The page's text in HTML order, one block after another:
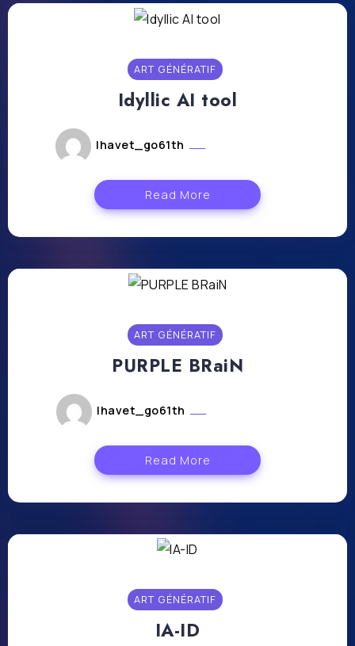
ART GÉNÉRATIF
Idyllic AI tool
lhavet_go61th
Read More
ART GÉNÉRATIF
PURPLE BRaiN
lhavet_go61th
Read More
ART GÉNÉRATIF
IA-ID